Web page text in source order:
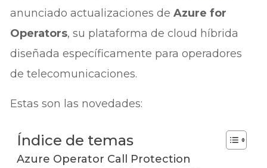
anunciado actualizaciones deAzure for
Operators, su plataforma de cloud híbrida
diseñada específicamente para operadores
de telecomunicaciones.
Estas son las novedades:
Índice de temas
Azure Operator Call Protection